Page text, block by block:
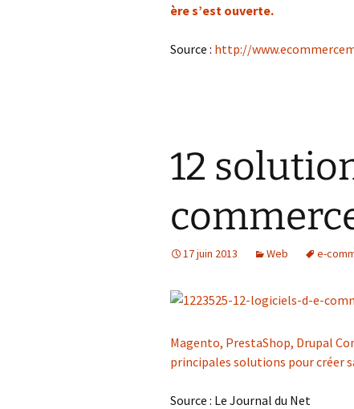
ère s’est ouverte.
Source : http://
12
17 juin 2013 Web e-
Magento, PrestaShop, Drupal
principales solutions pour créer
Source : Le Journal du Net